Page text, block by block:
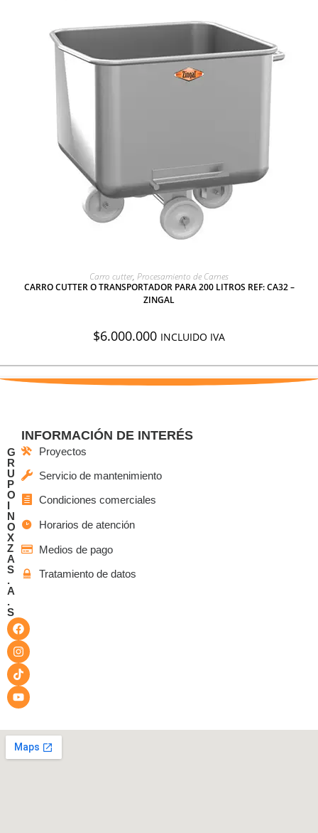
AGREGAR A COTIZACIÓN
Carro cutter, Procesamiento de Carnes
CARRO CUTTER O TRANSPORTADOR PARA 200 LITROS REF: CA32 –
ZINGAL
$6.000.000 INCLUIDO IVA
G
R
U
P
O
I
N
O
X
Z
A
S
.
A
.
S
INFORMACIÓN DE INTERÉS
Proyectos
Servicio de mantenimiento
Condiciones comerciales
Horarios de atención
Medios de pago
Tratamiento de datos